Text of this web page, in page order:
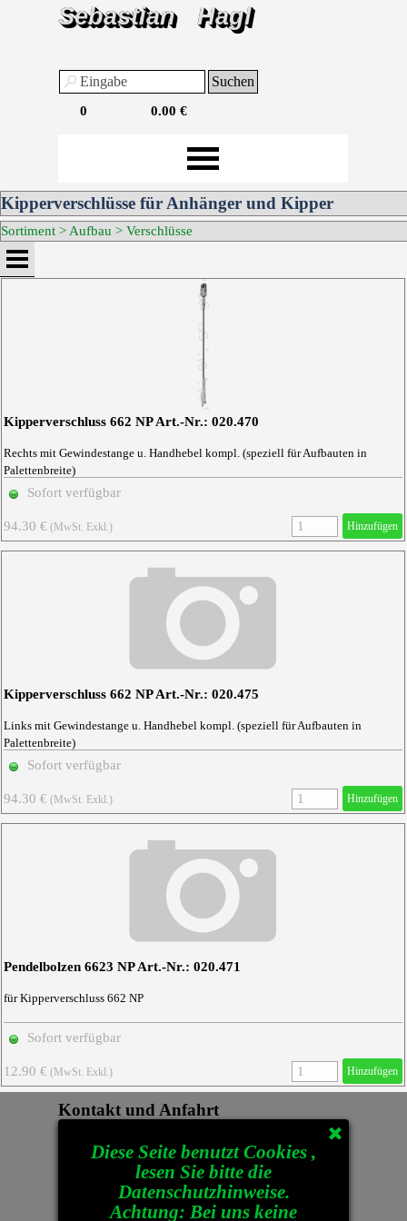
Sebastian Hagl
Suchen
0 0.00 €
Kipperverschlüsse für Anhänger und Kipper
Sortiment > Aufbau > Verschlüsse
Kipperverschluss 662 NP Art.-Nr.: 020.470
Rechts mit Gewindestange u. Handhebel kompl. (speziell für Aufbauten in
Palettenbreite)
Sofort verfügbar
94.30 € (MwSt. Exkl.) Hinzufügen
Kipperverschluss 662 NP Art.-Nr.: 020.475
Links mit Gewindestange u. Handhebel kompl. (speziell für Aufbauten in
Palettenbreite)
Sofort verfügbar
94.30 € (MwSt. Exkl.) Hinzufügen
Pendelbolzen 6623 NP Art.-Nr.: 020.471
für Kipperverschluss 662 NP
Sofort verfügbar
12.90 € (MwSt. Exkl.) Hinzufügen
Kontakt und Anfahrt
Stahlbordwände und Unimogtechnik
Sebastian Hagl Niederndorf 3 85419
Tel.: 08764-1340 Fax: 08764-8343
Diese Seite benutzt Cookies ,
lesen Sie bitte die
Datenschutzhinweise.
Achtung: Bei uns keine